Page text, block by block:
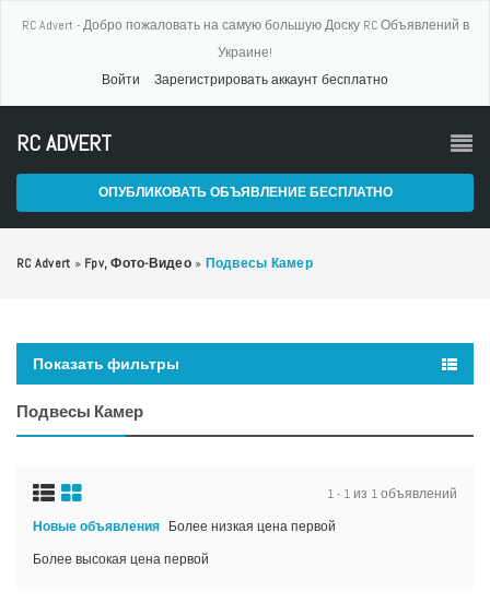
RC Advert - Добро пожаловать на самую большую Доску RC Объявлений в
Украине!
Войти
Зарегистрировать аккаунт бесплатно
RC ADVERT
ОПУБЛИКОВАТЬ ОБЪЯВЛЕНИЕ БЕСПЛАТНО
RC Advert » Fpv, Фото-Видео » Подвесы Камер
Показать фильтры
Подвесы Камер
1 - 1 из 1 объявлений
Новые объявления Более низкая цена первой
Более высокая цена первой